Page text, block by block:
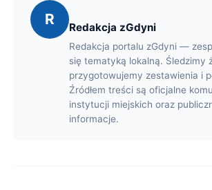
R Redakcja zGdyni
Redakcja portalu zGdyni —
się tematyką lokalną. Śledzimy
przygotowujemy zestawienia i
Źródłem treści są oficjalne
instytucji miejskich oraz
informacje.